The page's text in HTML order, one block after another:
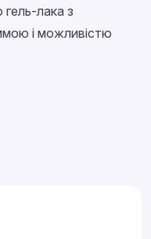
гель-лака з
і можливістю